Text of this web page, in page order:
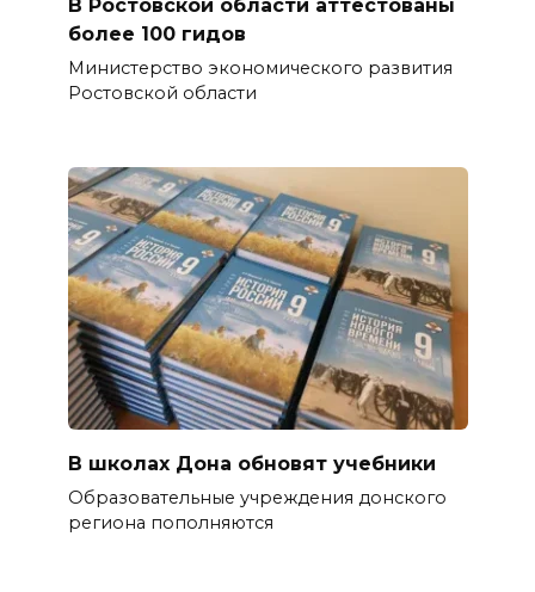
В Ростовской области аттестованы
более 100 гидов
Министерство экономического развития
Ростовской области
В школах Дона обновят учебники
Образовательные учреждения донского
региона пополняются